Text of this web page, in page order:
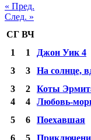
« Пред.
След. »
СГ ВЧ
1
1 Джон Уик 4
3
3 На солнце,
3
2 Коты
4
4 Любовь-
5
6 Поехавшая
6
5